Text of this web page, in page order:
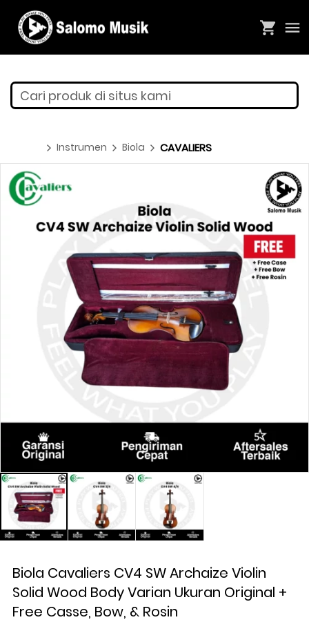
Cari produk di situs kami
Instrumen Biola CAVALIERS
Biola Cavaliers CV4 SW Archaize Violin
Solid Wood Body Varian Ukuran Original +
Free Casse, Bow, & Rosin